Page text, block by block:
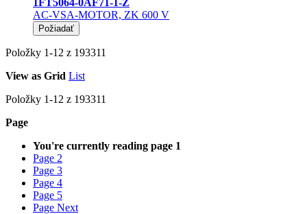
AC-VSA-MOTOR, ZK 600 V
Požiadať
Položky 1-12 z 193311
View as Grid List
Položky 1-12 z 193311
Page
You're currently reading page 1
Page 2
Page 3
Page 4
Page 5
Page Next